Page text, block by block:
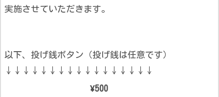
実施させていただきます。
以下、投げ銭ボタン（投げ銭は任意です）
↓↓↓↓↓↓↓↓↓↓↓↓↓↓↓↓↓
¥500